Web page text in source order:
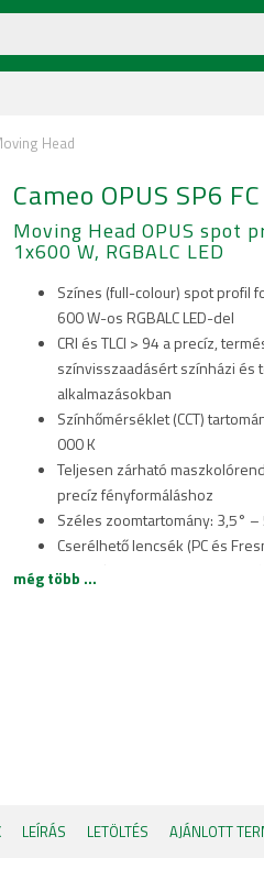
Head
Cameo OPUS SP6 FC
Moving Head OPUS spot
1x600 W, RGBALC LED
Színes (full-colour) spot profil
600 W-os RGBALC LED-del
CRI és TLCI > 94 a precíz,
színvisszaadásért színházi és
alkalmazásokban
Színhőmérséklet (CCT)
000 K
Teljesen zárható
precíz fényformáláshoz
Széles zoomtartomány: 3,5° –
Cserélhető lencsék (PC és
Rendkívül kis tömeg (< 26 kg)
még több ...
LEÍRÁS LETÖLTÉS AJÁNLOTT